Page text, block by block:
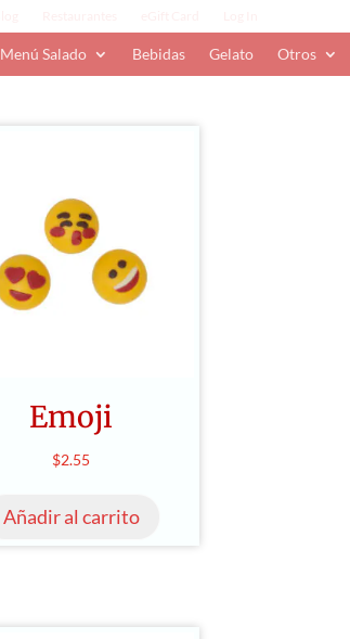
Menú Salado Bebidas Gelato Otros
Emoji
$2.55
Añadir al carrito